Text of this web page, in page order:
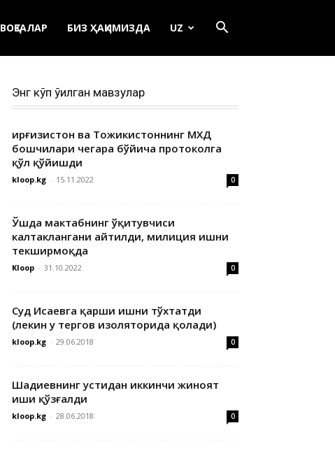
ВОҚЕАЛАР БИЗ ҲАҚИМИЗДА UZ
Энг кўп ўқилган мавзулар
Қирғизистон ва Тожикистоннинг МХДҚ
бошчилари чегара бўйича протоколга
қўл қўйишди
kloop.kg - 15.11.2022 0
Ўшда мактабнинг ўқитувчиси
калтаклангани айтилди, милиция ишни
текширмоқда
Kloop - 31.10.2022 0
Суд Исаевга қарши ишни тўхтатди
(лекин у тергов изоляторида қолади)
kloop.kg - 29.06.2018 0
Шадиевнинг устидан иккинчи жиноят
иши қўзғалди
kloop.kg - 28.06.2018 0